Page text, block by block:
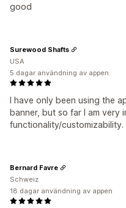
good
I have only been using the
banner, but so far I am very
functionality/
Surewood Shafts
USA
5 dagar användning av appen
Bernard Favre
Schweiz
18 dagar användning av appen